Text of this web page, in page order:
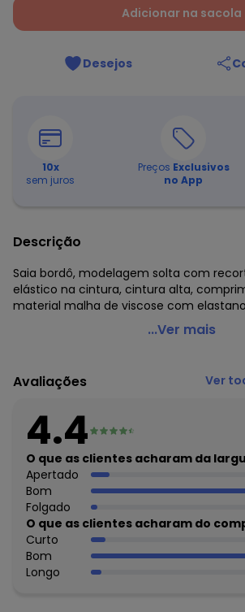
Adicionar na sacola
Desejos
10x
sem juros
Preços Exclusivos
no App
Descrição
Saia bordô, modelagem solta com
elástico na cintura, cintura alta,
material malha de viscose com
Quintess - Saia Bordô em Malha de
Comprimento: Midi
Cintura: Alta
4% elastano meia malha
Composição: 96% viscose e 4% elastano
...Ver mais
Avaliações Ver
4.4
O que as clientes acharam da
Apertado
Bom
Folgado
O que as clientes acharam do
Curto
Bom
Longo